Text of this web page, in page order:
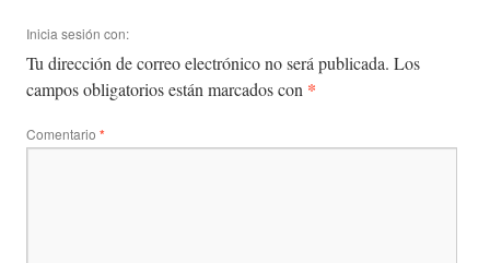
Inicia sesión con:
Tu dirección de correo electrónico no será publicada. Los
campos obligatorios están marcados con *
Comentario *